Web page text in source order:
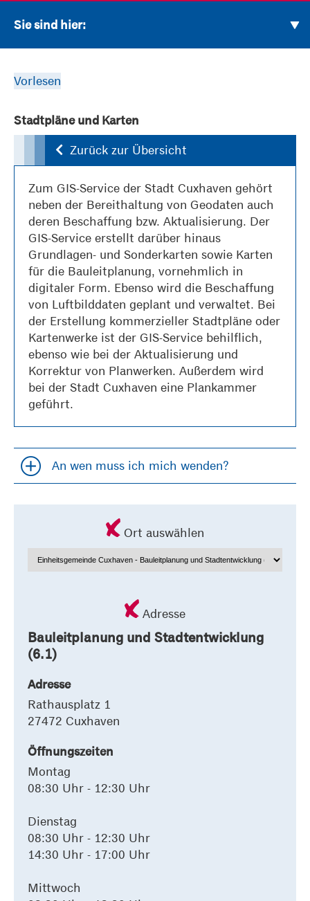
Sie sind hier:
Vorlesen
Stadtpläne und Karten
Zurück zur Übersicht
Zum GIS-Service der Stadt Cuxhaven gehört
neben der Bereithaltung von Geodaten auch
deren Beschaffung bzw. Aktualisierung. Der
GIS-Service erstellt darüber hinaus
Grundlagen- und Sonderkarten sowie Karten
für die Bauleitplanung, vornehmlich in
digitaler Form. Ebenso wird die Beschaffung
von Luftbilddaten geplant und verwaltet. Bei
der Erstellung kommerzieller Stadtpläne oder
Kartenwerke ist der GIS-Service behilflich,
ebenso wie bei der Aktualisierung und
Korrektur von Planwerken. Außerdem wird
bei der Stadt Cuxhaven eine Plankammer
geführt.
Accordion öfffnen und schließen
An wen muss ich mich wenden?
Ort auswählen
Adresse
Bauleitplanung und Stadtentwicklung
(6.1)
Adresse
Rathausplatz 1
27472 Cuxhaven
Öffnungszeiten
Montag
08:30 Uhr - 12:30 Uhr
Dienstag
08:30 Uhr - 12:30 Uhr
14:30 Uhr - 17:00 Uhr
Mittwoch